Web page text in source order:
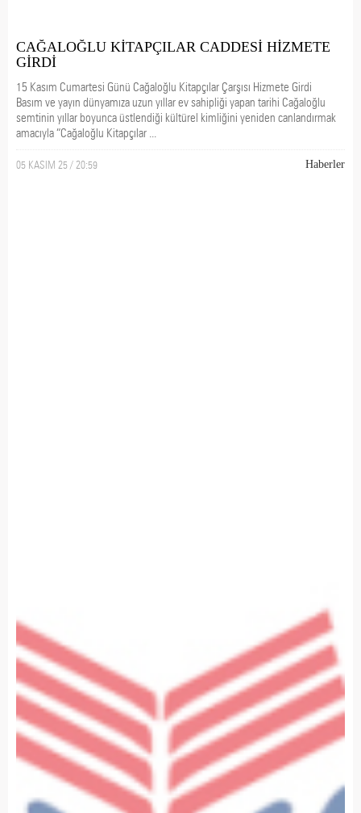
CAĞALOĞLU KİTAPÇILAR CADDESİ HİZMETE
GİRDİ
15 Kasım Cumartesi Günü Cağaloğlu Kitapçılar Çarşısı Hizmete Girdi
Basım ve yayın dünyamıza uzun yıllar ev sahipliği yapan tarihi Cağaloğlu
semtinin yıllar boyunca üstlendiği kültürel kimliğini yeniden canlandırmak
amacıyla “Cağaloğlu Kitapçılar ...
05 KASIM 25 / 20:59 Haberler